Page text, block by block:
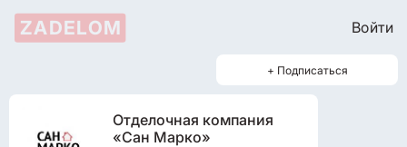
ZADELOM Войти
+ Подписаться
Отделочная компания
«Сан Марко»